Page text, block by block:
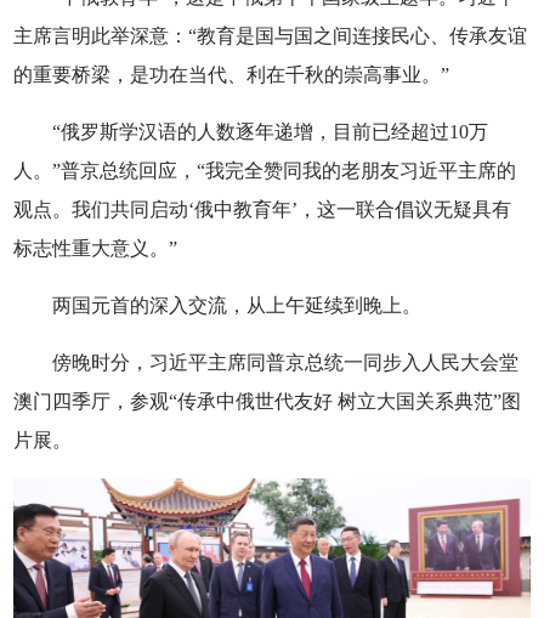
主席言明此举深意：“教育是国与国之间连接民心、传承友谊
的重要桥梁，是功在当代、利在千秋的崇高事业。”
“俄罗斯学汉语的人数逐年递增，目前已经超过10万
人。”普京总统回应，“我完全赞同我的老朋友习近平主席的
观点。我们共同启动‘俄中教育年’，这一联合倡议无疑具有
标志性重大意义。”
两国元首的深入交流，从上午延续到晚上。
傍晚时分，习近平主席同普京总统一同步入人民大会堂
澳门四季厅，参观“传承中俄世代友好 树立大国关系典范”图
片展。